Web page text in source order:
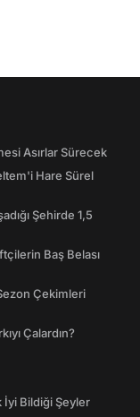
Asırlar Sürecek
Hare Sürel
Şehirde 1,5
Baş Belası
Çekimleri
Çalardın?
İyi Bildiği Şeyler